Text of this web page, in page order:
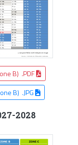
B) .PDF
B) .JPG
2028